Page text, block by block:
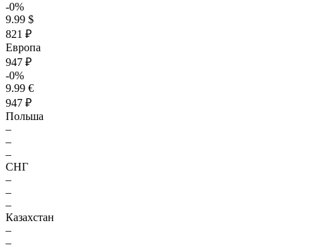
-0%
9.99 $
821 ₽
Европа
947 ₽
-0%
9.99 €
947 ₽
Польша
–
–
–
СНГ
–
–
–
Казахстан
–
–